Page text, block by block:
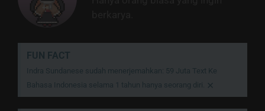
FUN FACT
Indra Sundanese sudah menerjemahkan: 59 Juta Text Ke
Bahasa Indonesia selama 1 tahun hanya seorang diri.
×